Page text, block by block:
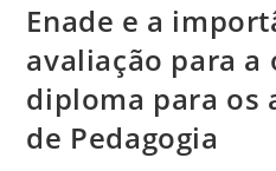
Enade e a
avaliação para a
diploma para os
de Pedagogia